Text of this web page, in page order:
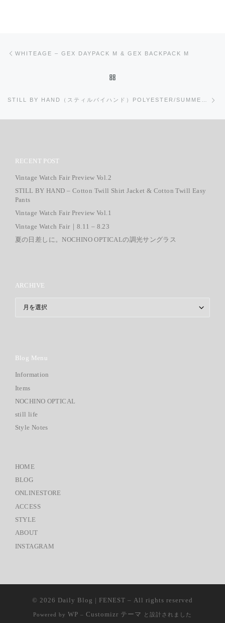
WHITEAGE – GEX DAYPACK M & GEX BACKPACK M
RECENT POST
Vintage Watch Fair Preview Vol.2
STILL BY HAND – Cotton Twill Shirt Jacket & Cotton Twill Easy
Pants
Vintage Watch Fair Preview Vol.1
Vintage Watch Fair｜8.11 – 8.23
夏の日差しに。NOCHINO OPTICALの調光サングラス
ARCHIVE
Blog Menu
Information
Items
NOCHINO OPTICAL
still life
Style Notes
HOME
BLOG
ONLINESTORE
ACCESS
STYLE
ABOUT
INSTAGRAM
© 2026 Daily Blog | FENEST – All rights reserved
Powered by WP – Customizr テーマ と設計されました